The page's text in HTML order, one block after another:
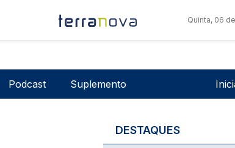
Quinta, 06
Podcast Suplemento
DESTAQUES